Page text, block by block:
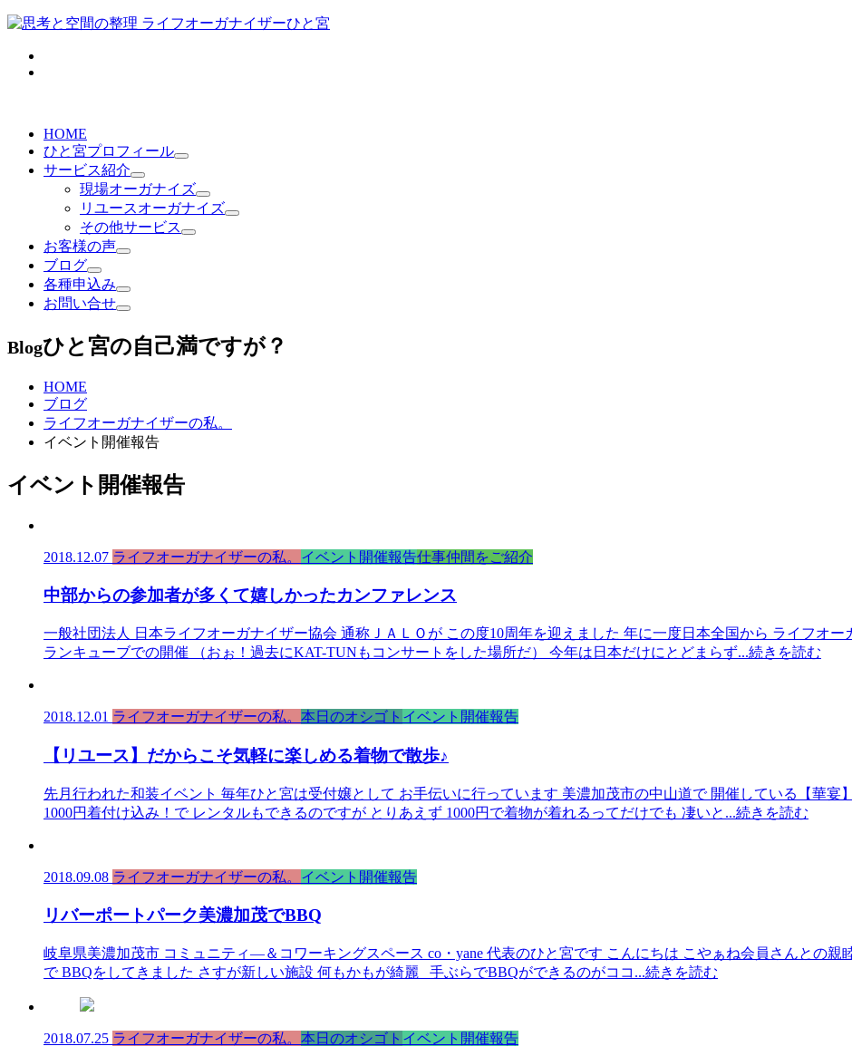
HOME
ひと宮プロフィール
サービス紹介
現場オーガナイズ
リユースオーガナイズ
その他サービス
お客様の声
ブログ
各種申込み
お問い合せ
Blogひと宮の自己満ですが？
HOME
ブログ
ライフオーガナイザーの私。
イベント開催報告
イベント開催報告
2018.12.07 ライフオーガナイザーの私。 イベント開催報告仕事仲間をご紹介
中部からの参加者が多くて嬉しかったカンファレンス
一般社団法人 日本ライフオーガナイザー協会 通称ＪＡＬＯが この度10周年を迎えました 年に一度日本全国から ライフオ
ランキューブでの開催 （おぉ！過去にKAT-TUNもコンサートをした場所だ） 今年は日本だけにとどまらず...続きを読む
2018.12.01 ライフオーガナイザーの私。 本日のオシゴト イベント開催報告
【リユース】だからこそ気軽に楽しめる着物で散歩♪
先月行われた和装イベント 毎年ひと宮は受付嬢として お手伝いに行っています 美濃加茂市の中山道で 開催している【華
1000円着付け込み！で レンタルもできるのですが とりあえず 1000円で着物が着れるってだけでも 凄いと ...続きを読む
2018.09.08 ライフオーガナイザーの私。 イベント開催報告
リバーポートパーク美濃加茂でBBQ
岐阜県美濃加茂市 コミュニティ―＆コワーキングスペース co・yane 代表のひと宮です こんにちは こやぁね会員さんとの親
で BBQをしてきました さすが新しい施設 何もかもが綺麗 手ぶらでBBQができるのがココ ...続きを読む
2018.07.25 ライフオーガナイザーの私。 本日のオシゴト イベント開催報告